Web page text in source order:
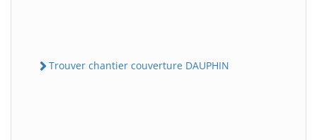
Trouver chantier couverture DAUPHIN